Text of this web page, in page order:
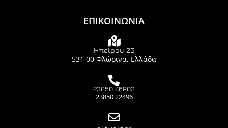
ΕΠΙΚΟΙΝΩΝΙΑ
Ηπείρου 26
531 00 Φλώρινα, Ελλάδα
23850 46903
23850 22496